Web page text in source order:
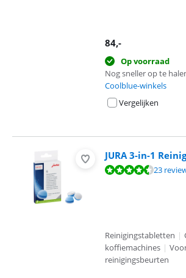
84,-
Op voorraad
Nog sneller op te
Coolblue-winkels
Vergelijken
JURA 3-in-1
Beoordeling is 8,8 van de 10, gebaseerd op 23
23
Reinigingstabletten |
koffiemachines |
reinigingsbeurten